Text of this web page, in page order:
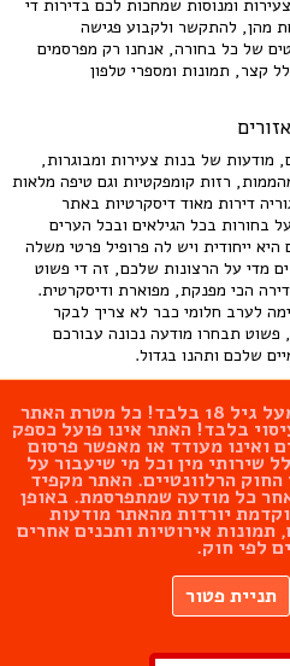
ומנוסות שמחכות לכם בדירות די
מהן, להתקשר ולקבוע פגישה
של כל בחורה, אנחנו רק מפרסמים
קצר, תמונות ומספרי טלפון
מודעות של בנות צעירות ומבוגרות,
מהממות, רזות קומפקטיות וגם טיפה מלאות
דירות מאוד דיסקרטיות באתר
בחורות בכל הגילאים ובכל הערים
ייחודית ויש לה פרופיל פרטי משלה
מדי על הרצונות שלכם, זה די פשוט
הכי מפנקת, מפוארת ודיסקרטית.
לערב חלומי כבר לא צריך לבקר
תבחרו מודעה נכונה עבורכם
שלכם ותהנו בגדול.
מעל גיל 18 בלבד! כל מטרת האתר
בלבד! האתר אינו פועל כספק
ואינו מעודד או מאפשר פרסום
שירותי מין וכל מי שיעבור על
הרלוונטיים. האתר מקפיד
כל מודעה שמתפרסמת. באופן
יורדות מהאתר מודעות
תמונות אירוטיות ותכנים אחרים
לפי חוק.
תניית פטור